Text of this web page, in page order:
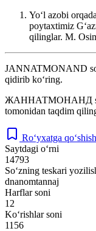
Yoʻl azobi
poytaxtimiz
qilinglar. M.
JANNATMONAND
qidirib ko‘ring.
ЖАННАТМОНАНД
tomonidan taqdim
Ro‘yxatga qo‘shish
Saytdagi o‘rni
14793
So‘zning teskari
dnanomtannaj
Harflar soni
12
Ko‘rishlar soni
1156